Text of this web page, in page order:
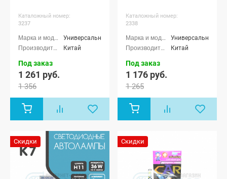
Каталожный номер:
3237
Универсальные
Китай
Под заказ
1 261 руб.
1 356
Каталожный номер:
2338
Универсальные
Китай
Под заказ
1 176 руб.
1 265
Скидки Скидки